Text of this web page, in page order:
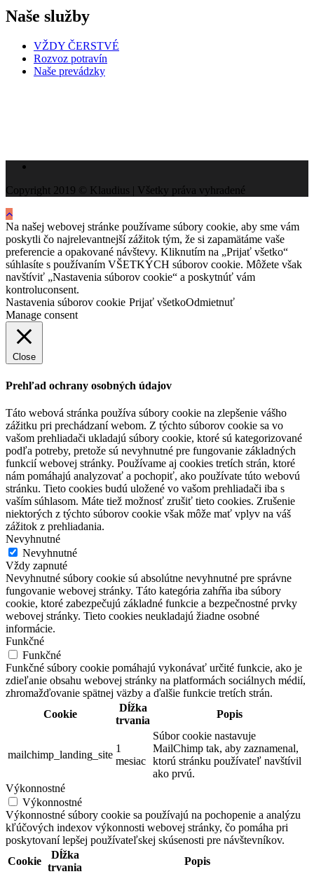
Naše služby
VŽDY ČERSTVÉ
Rozvoz potravín
Naše prevádzky
Copyright 2019 © Klaudius | Všetky práva vyhradené
Na našej webovej stránke používame súbory cookie, aby sme vám
poskytli čo najrelevantnejší zážitok tým, že si zapamätáme vaše
preferencie a opakované návštevy. Kliknutím na „Prijať všetko“
súhlasíte s používaním VŠETKÝCH súborov cookie. Môžete však
navštíviť „Nastavenia súborov cookie“ a poskytnúť vám
kontroluconsent.
Nastavenia súborov cookie Prijať všetkoOdmietnuť
Manage consent
Close
Prehľad ochrany osobných údajov
Táto webová stránka používa súbory cookie na zlepšenie vášho
zážitku pri prechádzaní webom. Z týchto súborov cookie sa vo
vašom prehliadači ukladajú súbory cookie, ktoré sú kategorizované
podľa potreby, pretože sú nevyhnutné pre fungovanie základných
funkcií webovej stránky. Používame aj cookies tretích strán, ktoré
nám pomáhajú analyzovať a pochopiť, ako používate túto webovú
stránku. Tieto cookies budú uložené vo vašom prehliadači iba s
vaším súhlasom. Máte tiež možnosť zrušiť tieto cookies. Zrušenie
niektorých z týchto súborov cookie však môže mať vplyv na váš
zážitok z prehliadania.
Nevyhnutné
Nevyhnutné
Vždy zapnuté
Nevyhnutné súbory cookie sú absolútne nevyhnutné pre správne
fungovanie webovej stránky. Táto kategória zahŕňa iba súbory
cookie, ktoré zabezpečujú základné funkcie a bezpečnostné prvky
webovej stránky. Tieto cookies neukladajú žiadne osobné
informácie.
Funkčné
Funkčné
Funkčné súbory cookie pomáhajú vykonávať určité funkcie, ako je
zdieľanie obsahu webovej stránky na platformách sociálnych médií,
zhromažďovanie spätnej väzby a ďalšie funkcie tretích strán.
Cookie
Dĺžka
trvania
Popis
mailchimp_landing_site
1
mesiac
Súbor cookie nastavuje
MailChimp tak, aby zaznamenal,
ktorú stránku používateľ navštívil
ako prvú.
Výkonnostné
Výkonnostné
Výkonnostné súbory cookie sa používajú na pochopenie a analýzu
kľúčových indexov výkonnosti webovej stránky, čo pomáha pri
poskytovaní lepšej používateľskej skúsenosti pre návštevníkov.
Cookie
Dĺžka
trvania
Popis